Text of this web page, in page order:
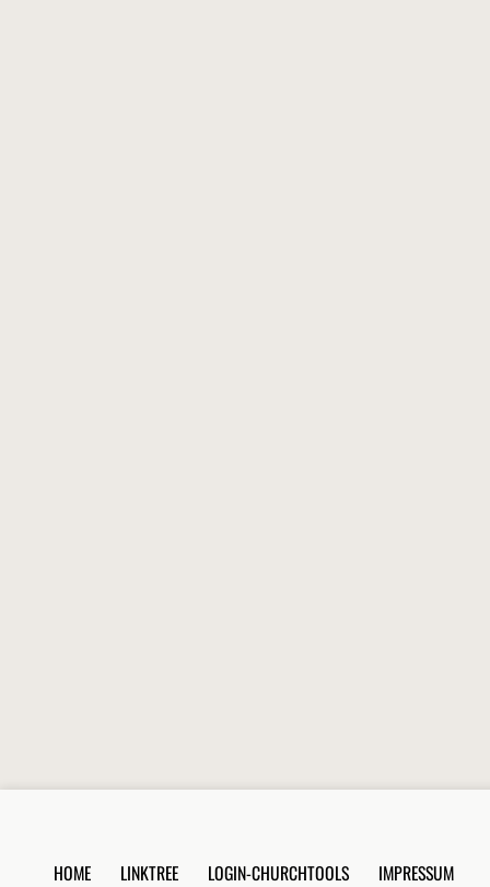
HOME LINKTREE LOGIN-CHURCHTOOLS
IMPRESSUM